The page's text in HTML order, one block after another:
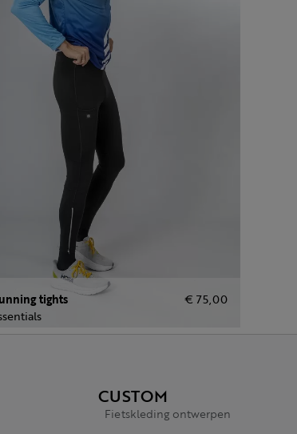
tights
€ 75,00
CUSTOM
Fietskleding ontwerpen